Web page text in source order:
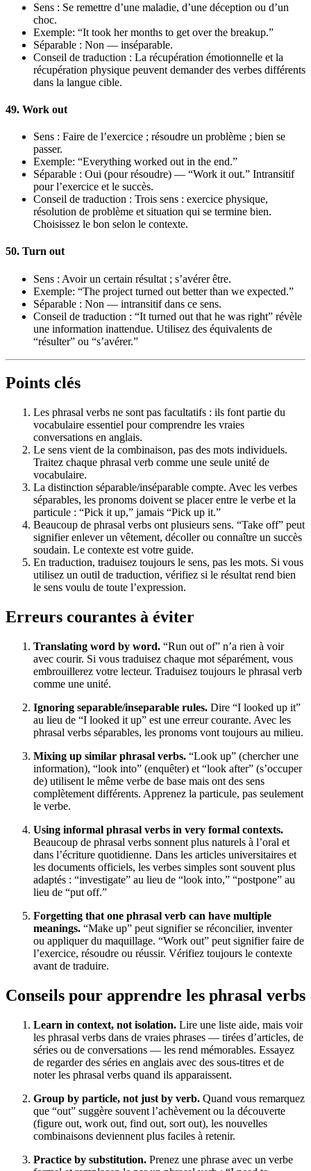
Sens : Se remettre d’une maladie, d’une déception ou d’un
choc.
Exemple: “It took her months to get over the breakup.”
Séparable : Non — inséparable.
Conseil de traduction : La récupération émotionnelle et la
récupération physique peuvent demander des verbes différents
dans la langue cible.
49. Work out
Sens : Faire de l’exercice ; résoudre un problème ; bien se
passer.
Exemple: “Everything worked out in the end.”
Séparable : Oui (pour résoudre) — “Work it out.” Intransitif
pour l’exercice et le succès.
Conseil de traduction : Trois sens : exercice physique,
résolution de problème et situation qui se termine bien.
Choisissez le bon selon le contexte.
50. Turn out
Sens : Avoir un certain résultat ; s’avérer être.
Exemple: “The project turned out better than we expected.”
Séparable : Non — intransitif dans ce sens.
Conseil de traduction : “It turned out that he was right” révèle
une information inattendue. Utilisez des équivalents de
“résulter” ou “s’avérer.”
Points clés
Les phrasal verbs ne sont pas facultatifs : ils font partie du
vocabulaire essentiel pour comprendre les vraies
conversations en anglais.
Le sens vient de la combinaison, pas des mots individuels.
Traitez chaque phrasal verb comme une seule unité de
vocabulaire.
La distinction séparable/inséparable compte. Avec les verbes
séparables, les pronoms doivent se placer entre le verbe et la
particule : “Pick it up,” jamais “Pick up it.”
Beaucoup de phrasal verbs ont plusieurs sens. “Take off” peut
signifier enlever un vêtement, décoller ou connaître un succès
soudain. Le contexte est votre guide.
En traduction, traduisez toujours le sens, pas les mots. Si vous
utilisez un outil de traduction, vérifiez si le résultat rend bien
le sens voulu de toute l’expression.
Erreurs courantes à éviter
Translating word by word. “Run out of” n’a rien à voir
avec courir. Si vous traduisez chaque mot séparément, vous
embrouillerez votre lecteur. Traduisez toujours le phrasal verb
comme une unité.
Ignoring separable/inseparable rules. Dire “I looked up it”
au lieu de “I looked it up” est une erreur courante. Avec les
phrasal verbs séparables, les pronoms vont toujours au milieu.
Mixing up similar phrasal verbs. “Look up” (chercher une
information), “look into” (enquêter) et “look after” (s’occuper
de) utilisent le même verbe de base mais ont des sens
complètement différents. Apprenez la particule, pas seulement
le verbe.
Using informal phrasal verbs in very formal contexts.
Beaucoup de phrasal verbs sonnent plus naturels à l’oral et
dans l’écriture quotidienne. Dans les articles universitaires et
les documents officiels, les verbes simples sont souvent plus
adaptés : “investigate” au lieu de “look into,” “postpone” au
lieu de “put off.”
Forgetting that one phrasal verb can have multiple
meanings. “Make up” peut signifier se réconcilier, inventer
ou appliquer du maquillage. “Work out” peut signifier faire de
l’exercice, résoudre ou réussir. Vérifiez toujours le contexte
avant de traduire.
Conseils pour apprendre les phrasal verbs
Learn in context, not isolation. Lire une liste aide, mais voir
les phrasal verbs dans de vraies phrases — tirées d’articles, de
séries ou de conversations — les rend mémorables. Essayez
de regarder des séries en anglais avec des sous-titres et de
noter les phrasal verbs quand ils apparaissent.
Group by particle, not just by verb. Quand vous remarquez
que “out” suggère souvent l’achèvement ou la découverte
(figure out, work out, find out, sort out), les nouvelles
combinaisons deviennent plus faciles à retenir.
Practice by substitution. Prenez une phrase avec un verbe